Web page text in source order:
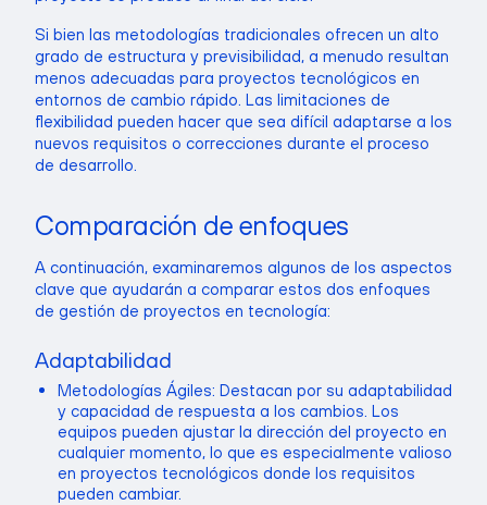
Si bien las metodologías tradicionales ofrecen un alto
grado de estructura y previsibilidad, a menudo resultan
menos adecuadas para proyectos tecnológicos en
entornos de cambio rápido. Las limitaciones de
flexibilidad pueden hacer que sea difícil adaptarse a los
nuevos requisitos o correcciones durante el proceso
de desarrollo.
Comparación de enfoques
A continuación, examinaremos algunos de los aspectos
clave que ayudarán a comparar estos dos enfoques
de gestión de proyectos en tecnología:
Adaptabilidad
Metodologías Ágiles: Destacan por su adaptabilidad
y capacidad de respuesta a los cambios. Los
equipos pueden ajustar la dirección del proyecto en
cualquier momento, lo que es especialmente valioso
en proyectos tecnológicos donde los requisitos
pueden cambiar.